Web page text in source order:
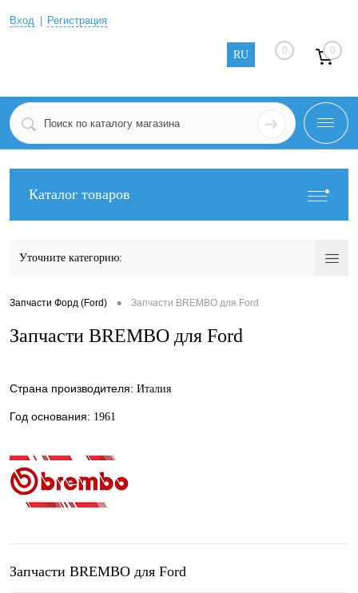
Вход Регистрация
RU 0 0
Каталог товаров
Уточните категорию:
Запчасти Форд (Ford) • Запчасти BREMBO для Ford
Запчасти BREMBO для Ford
Страна производителя: Италия
Год основания: 1961
Запчасти BREMBO для Ford